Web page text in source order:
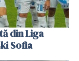
din Liga
Sofia